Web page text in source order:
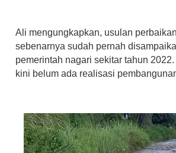
Ali mengungkapkan, usulan
sebenarnya sudah pernah
pemerintah nagari sekitar tahun
kini belum ada realisasi